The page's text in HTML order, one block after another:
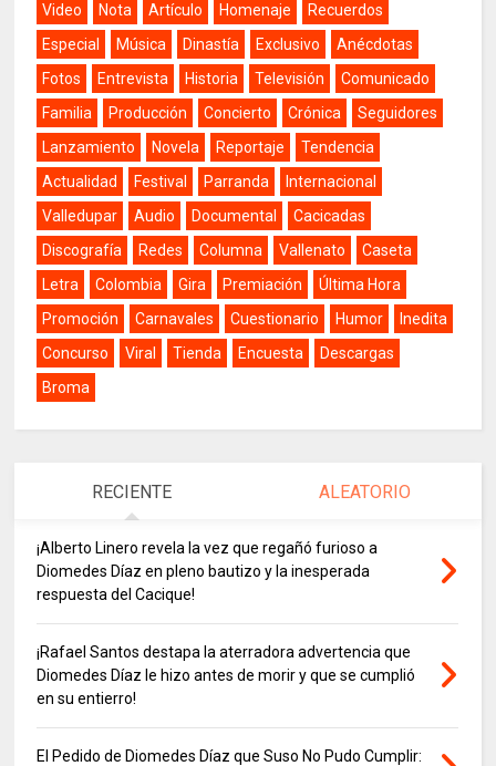
Video Nota Artículo Homenaje
Recuerdos
Especial
Música Dinastía Exclusivo
Anécdotas
Fotos
Entrevista Historia Televisión
Comunicado
Familia
Producción Concierto Crónica
Seguidores
Lanzamiento
Novela Reportaje
Tendencia
Actualidad
Festival Parranda
Internacional
Valledupar
Audio Documental
Cacicadas
Discografía
Redes Columna Vallenato
Caseta
Letra
Colombia Gira Premiación
Última Hora
Promoción
Carnavales Cuestionario Humor
Inedita
Concurso
Viral Tienda Encuesta
Descargas
Broma
RECIENTE ALEATORIO
¡Alberto Linero revela la vez que regañó furioso a
Diomedes Díaz en pleno bautizo y la inesperada
respuesta del Cacique!
¡Rafael Santos destapa la aterradora advertencia que
Diomedes Díaz le hizo antes de morir y que se cumplió
en su entierro!
El Pedido de Diomedes Díaz que Suso No Pudo Cumplir: